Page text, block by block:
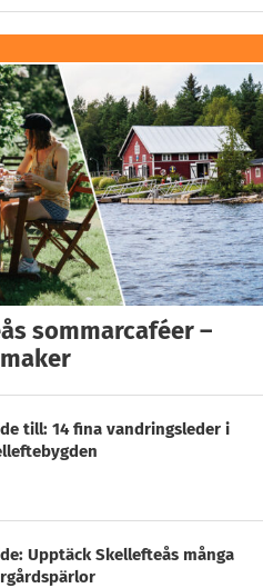
sommarcaféer –
till: 14 fina vandringsleder i
Upptäck Skellefteås många